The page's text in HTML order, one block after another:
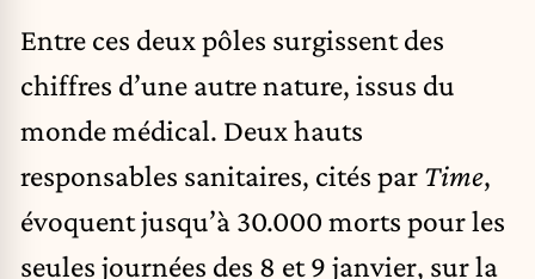
Entre ces deux pôles surgissent des
chiffres d’une autre nature, issus du
monde médical. Deux hauts
responsables sanitaires, cités par Time,
évoquent jusqu’à 30.000 morts pour les
seules journées des 8 et 9 janvier, sur la